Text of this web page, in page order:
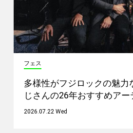
フェス
多様性がフジロックの魅力
じさんの26年おすすめアー
2026.07.22 Wed